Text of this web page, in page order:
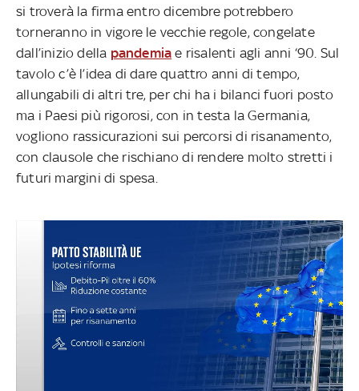
si troverà la firma entro dicembre potrebbero
torneranno in vigore le vecchie regole, congelate
dall’inizio della pandemia e risalenti agli anni ‘90. Sul
tavolo c’è l’idea di dare quattro anni di tempo,
allungabili di altri tre, per chi ha i bilanci fuori posto
ma i Paesi più rigorosi, con in testa la Germania,
vogliono rassicurazioni sui percorsi di risanamento,
con clausole che rischiano di rendere molto stretti i
futuri margini di spesa.